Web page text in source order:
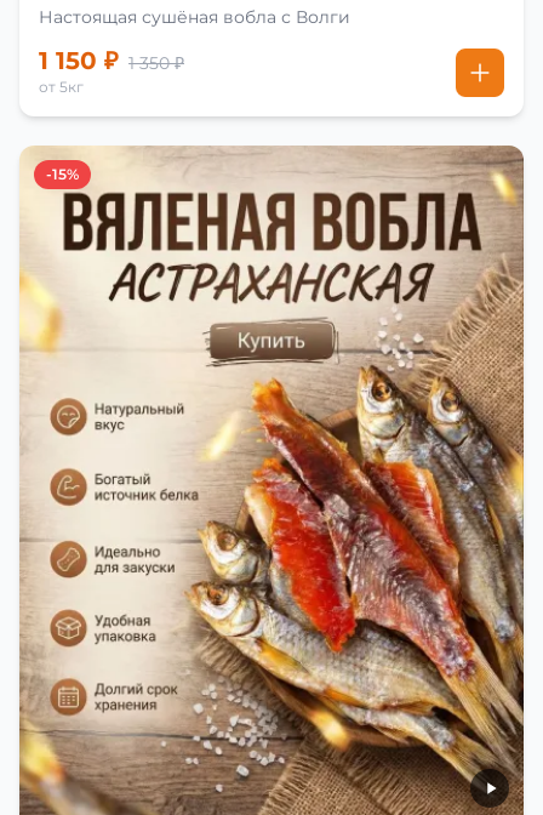
Настоящая сушёная вобла с Волги
1 150 ₽ 1 350 ₽
от 5кг
-15%